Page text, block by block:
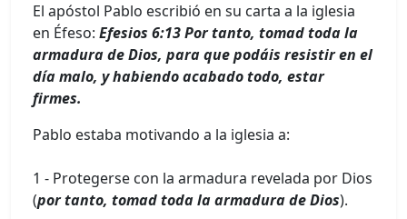
El apóstol Pablo escribió en su carta a la iglesia
en Éfeso: Efesios 6:13 Por tanto, tomad toda la
armadura de Dios, para que podáis resistir en el
día malo, y habiendo acabado todo, estar
firmes.
Pablo estaba motivando a la iglesia a:
1 - Protegerse con la armadura revelada por Dios
(por tanto, tomad toda la armadura de Dios).